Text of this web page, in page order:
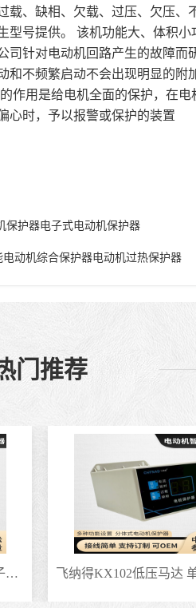
载、缺相、欠载、过压、欠压
型号提供。
该机功能大、体积小
司针对电动机回路产生的故障
和不频繁启动不会出现明显的
作用是给电机全面的保护，在
心时，予以报警或保护的装置
保护器电子式电动机保护器
动机综合保护器电动机过热保护器
门推荐
飞纳得ZYD800电动机 选型电子式电动机 潜水泵电机